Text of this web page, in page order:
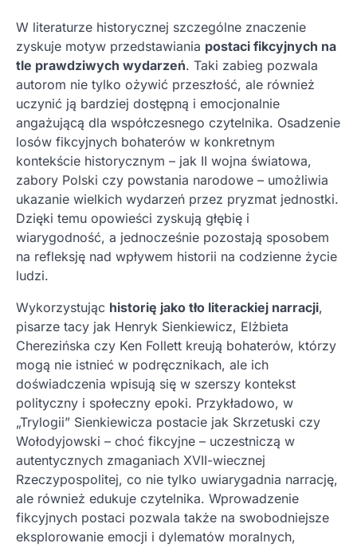
W literaturze historycznej szczególne znaczenie
zyskuje motyw przedstawiania postaci fikcyjnych na
tle prawdziwych wydarzeń. Taki zabieg pozwala
autorom nie tylko ożywić przeszłość, ale również
uczynić ją bardziej dostępną i emocjonalnie
angażującą dla współczesnego czytelnika. Osadzenie
losów fikcyjnych bohaterów w konkretnym
kontekście historycznym – jak II wojna światowa,
zabory Polski czy powstania narodowe – umożliwia
ukazanie wielkich wydarzeń przez pryzmat jednostki.
Dzięki temu opowieści zyskują głębię i
wiarygodność, a jednocześnie pozostają sposobem
na refleksję nad wpływem historii na codzienne życie
ludzi.
Wykorzystując historię jako tło literackiej narracji,
pisarze tacy jak Henryk Sienkiewicz, Elżbieta
Cherezińska czy Ken Follett kreują bohaterów, którzy
mogą nie istnieć w podręcznikach, ale ich
doświadczenia wpisują się w szerszy kontekst
polityczny i społeczny epoki. Przykładowo, w
„Trylogii” Sienkiewicza postacie jak Skrzetuski czy
Wołodyjowski – choć fikcyjne – uczestniczą w
autentycznych zmaganiach XVII-wiecznej
Rzeczypospolitej, co nie tylko uwiarygadnia narrację,
ale również edukuje czytelnika. Wprowadzenie
fikcyjnych postaci pozwala także na swobodniejsze
eksplorowanie emocji i dylematów moralnych,